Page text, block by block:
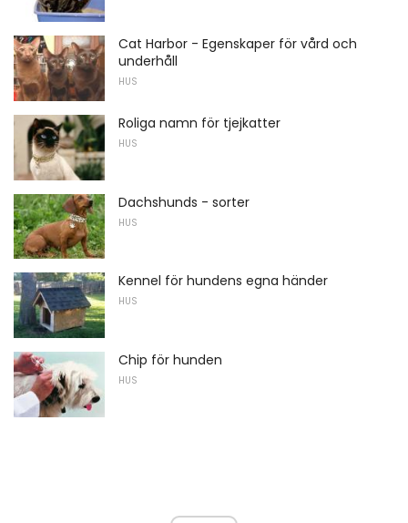
Cat Harbor - Egenskaper för vård och
underhåll
HUS
Roliga namn för tjejkatter
HUS
Dachshunds - sorter
HUS
Kennel för hundens egna händer
HUS
Chip för hunden
HUS